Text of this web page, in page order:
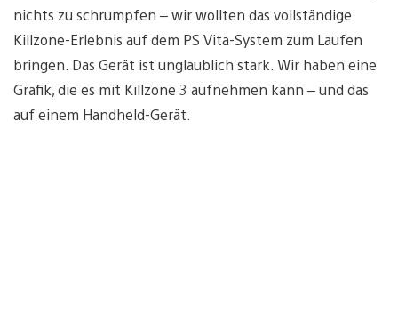
nichts zu schrumpfen – wir wollten das vollständige
Killzone-Erlebnis auf dem PS Vita-System zum Laufen
bringen. Das Gerät ist unglaublich stark. Wir haben eine
Grafik, die es mit Killzone 3 aufnehmen kann – und das
auf einem Handheld-Gerät.